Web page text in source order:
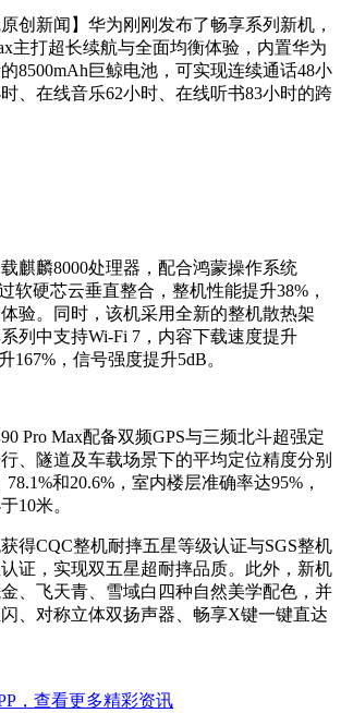
创新闻】华为刚刚发布了畅享系列新机，
主打超长续航与全面均衡体验，内置华为
8500mAh巨鲸电池，可实现连续通话48小
、在线音乐62小时、在线听书83小时的跨
麒麟8000处理器，配合鸿蒙操作系统
软硬芯云垂直整合，整机性能提升38%，
验。同时，该机采用全新的整机散热架
列中支持Wi-Fi 7，内容下载速度提升
167%，信号强度提升5dB。
Pro Max配备双频GPS与三频北斗超强定
、隧道及车载场景下的平均定位精度分别
78.1%和20.6%，室内楼层准确率达95%，
10米。
得CQC整机耐摔五星等级认证与SGS整机
证，实现双五星超耐摔品质。此外，新机
、飞天青、雪域白四种自然美学配色，并
、对称立体双扬声器、畅享X键一键直达
，查看更多精彩资讯